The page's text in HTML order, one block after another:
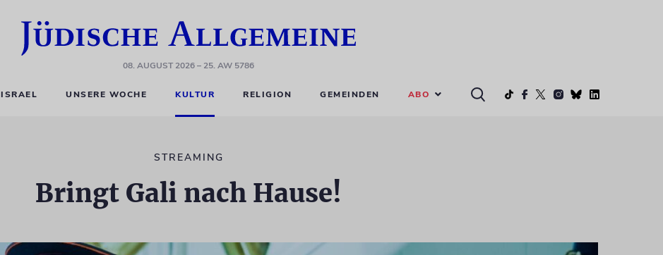
08. AUGUST 2026– 25. AW 5786
ISRAEL UNSERE WOCHE KULTUR RELIGION GEMEINDEN ABO
STREAMING
Bringt Gali nach Hause!